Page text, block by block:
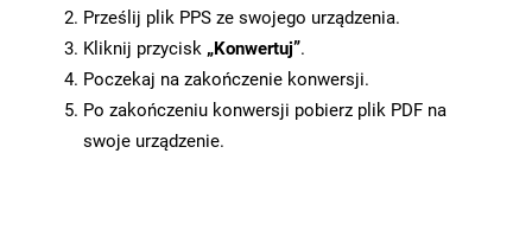
Prześlij plik PPS ze swojego urządzenia.
Kliknij przycisk „Konwertuj”.
Poczekaj na zakończenie konwersji.
Po zakończeniu konwersji pobierz plik PDF na
swoje urządzenie.